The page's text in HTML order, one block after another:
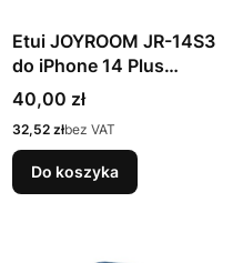
Etui JOYROOM JR-14S3
do iPhone 14 Plus
(czarne)
Cena
40,00 zł
Cena
32,52 złbez VAT
Do koszyka